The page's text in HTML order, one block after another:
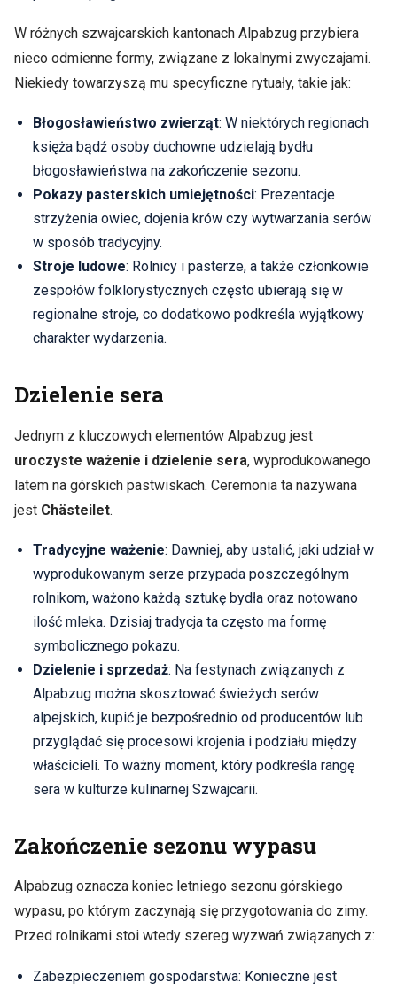
W różnych szwajcarskich kantonach Alpabzug przybiera
nieco odmienne formy, związane z lokalnymi zwyczajami.
Niekiedy towarzyszą mu specyficzne rytuały, takie jak:
Błogosławieństwo zwierząt: W niektórych regionach
księża bądź osoby duchowne udzielają bydłu
błogosławieństwa na zakończenie sezonu.
Pokazy pasterskich umiejętności: Prezentacje
strzyżenia owiec, dojenia krów czy wytwarzania serów
w sposób tradycyjny.
Stroje ludowe: Rolnicy i pasterze, a także członkowie
zespołów folklorystycznych często ubierają się w
regionalne stroje, co dodatkowo podkreśla wyjątkowy
charakter wydarzenia.
Dzielenie sera
Jednym z kluczowych elementów Alpabzug jest
uroczyste ważenie i dzielenie sera, wyprodukowanego
latem na górskich pastwiskach. Ceremonia ta nazywana
jest Chästeilet.
Tradycyjne ważenie: Dawniej, aby ustalić, jaki udział w
wyprodukowanym serze przypada poszczególnym
rolnikom, ważono każdą sztukę bydła oraz notowano
ilość mleka. Dzisiaj tradycja ta często ma formę
symbolicznego pokazu.
Dzielenie i sprzedaż: Na festynach związanych z
Alpabzug można skosztować świeżych serów
alpejskich, kupić je bezpośrednio od producentów lub
przyglądać się procesowi krojenia i podziału między
właścicieli. To ważny moment, który podkreśla rangę
sera w kulturze kulinarnej Szwajcarii.
Zakończenie sezonu wypasu
Alpabzug oznacza koniec letniego sezonu górskiego
wypasu, po którym zaczynają się przygotowania do zimy.
Przed rolnikami stoi wtedy szereg wyzwań związanych z:
Zabezpieczeniem gospodarstwa: Konieczne jest